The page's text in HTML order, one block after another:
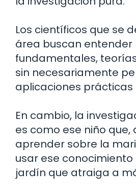
Los científicos que se
área buscan entender
fundamentales,
sin necesariamente
aplicaciones prácticas
En cambio, la
es como ese niño que,
aprender sobre la
usar ese
jardín que atraiga a